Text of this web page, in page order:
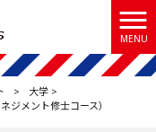
MENU
> 大学 >
ジメント修士コース）